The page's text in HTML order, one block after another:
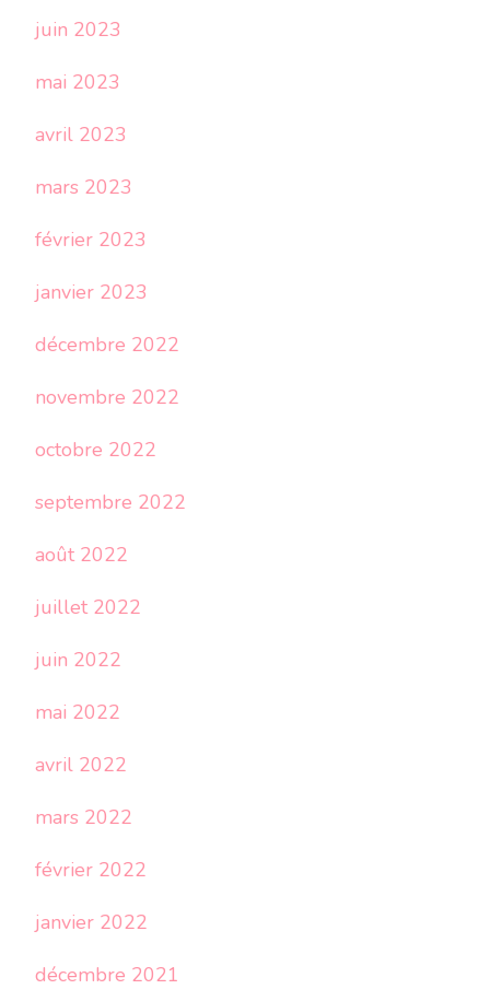
juin 2023
mai 2023
avril 2023
mars 2023
février 2023
janvier 2023
décembre 2022
novembre 2022
octobre 2022
septembre 2022
août 2022
juillet 2022
juin 2022
mai 2022
avril 2022
mars 2022
février 2022
janvier 2022
décembre 2021